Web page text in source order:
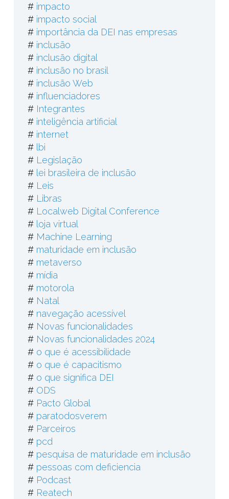
# impacto
# impacto social
# importância da DEI nas empresas
# inclusão
# inclusão digital
# inclusão no brasil
# inclusão Web
# influenciadores
# Integrantes
# inteligência artificial
# internet
# lbi
# Legislação
# lei brasileira de inclusão
# Leis
# Libras
# Localweb Digital Conference
# loja virtual
# Machine Learning
# maturidade em inclusão
# metaverso
# mídia
# motorola
# Natal
# navegação acessível
# Novas funcionalidades
# Novas funcionalidades 2024
# o que é acessibilidade
# o que é capacitismo
# o que significa DEI
# ODS
# Pacto Global
# paratodosverem
# Parceiros
# pcd
# pesquisa de maturidade em inclusão
# pessoas com deficiencia
# Podcast
# Reatech